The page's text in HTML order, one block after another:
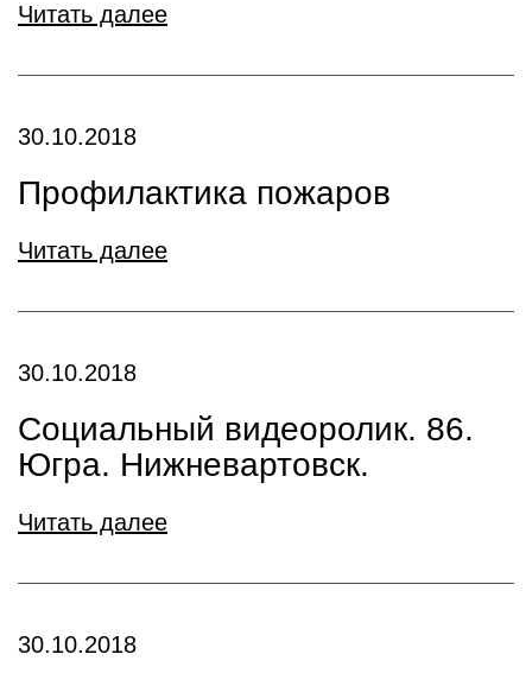
Читать далее
30.10.2018
Профилактика пожаров
Читать далее
30.10.2018
Социальный видеоролик. 86.
Югра. Нижневартовск.
Читать далее
30.10.2018